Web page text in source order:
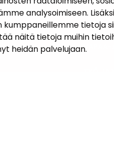
analysoimiseen.
kumppaneillemme tietoja
näitä tietoja muihin
heidän palvelujaan.VAPAA-